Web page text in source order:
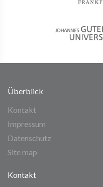
Überblick
Kontakt
Impressum
Datenschutz
Site map
Kontakt